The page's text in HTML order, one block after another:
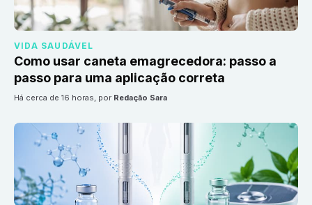
VIDA SAUDÁVEL
Como usar caneta emagrecedora: passo a
passo para uma aplicação correta
há cerca de 16 horas, por Redação Sara